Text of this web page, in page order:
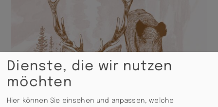
Dienste, die wir nutzen
möchten
Hier können Sie einsehen und anpassen, welche